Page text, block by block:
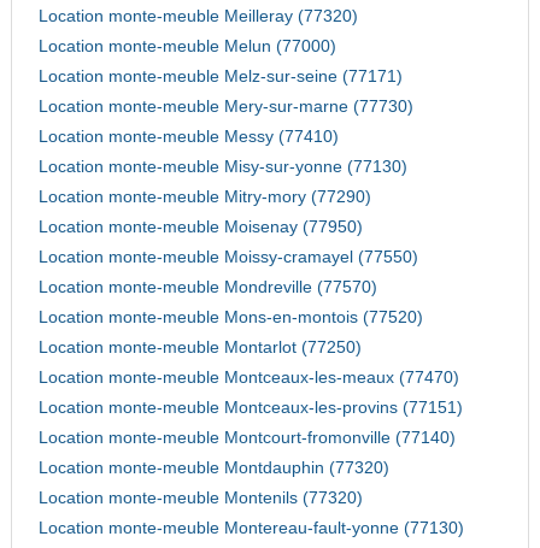
Location monte-meuble Meilleray (77320)
Location monte-meuble Melun (77000)
Location monte-meuble Melz-sur-seine (77171)
Location monte-meuble Mery-sur-marne (77730)
Location monte-meuble Messy (77410)
Location monte-meuble Misy-sur-yonne (77130)
Location monte-meuble Mitry-mory (77290)
Location monte-meuble Moisenay (77950)
Location monte-meuble Moissy-cramayel (77550)
Location monte-meuble Mondreville (77570)
Location monte-meuble Mons-en-montois (77520)
Location monte-meuble Montarlot (77250)
Location monte-meuble Montceaux-les-meaux (77470)
Location monte-meuble Montceaux-les-provins (77151)
Location monte-meuble Montcourt-fromonville (77140)
Location monte-meuble Montdauphin (77320)
Location monte-meuble Montenils (77320)
Location monte-meuble Montereau-fault-yonne (77130)